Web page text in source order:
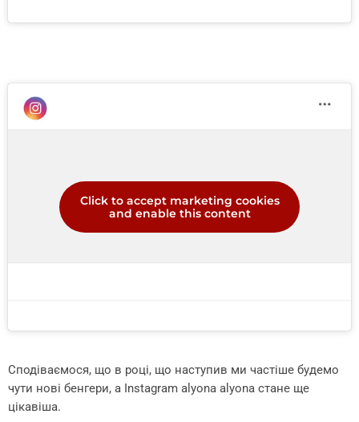
Click to accept marketing cookies
and enable this content
Сподіваємося, що в році, що наступив ми частіше будемо
чути нові бенгери, а Instagram alyona alyona стане ще
цікавіша.